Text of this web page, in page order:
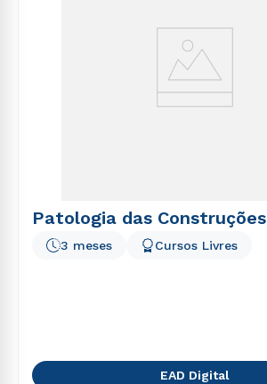
Patologia das Construções
3 meses Cursos Livres
EAD Digital